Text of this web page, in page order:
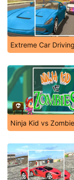
Extreme Car
Ninja Kid vs